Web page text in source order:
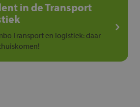
in de Transport
Transport en logistiek: daar